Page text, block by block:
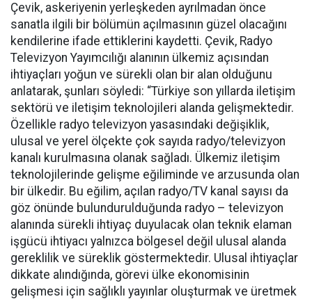
Çevik, askeriyenin yerleşkeden ayrılmadan önce
sanatla ilgili bir bölümün açılmasının güzel olacağını
kendilerine ifade ettiklerini kaydetti. Çevik, Radyo
Televizyon Yayımcılığı alanının ülkemiz açısından
ihtiyaçları yoğun ve sürekli olan bir alan olduğunu
anlatarak, şunları söyledi: “Türkiye son yıllarda iletişim
sektörü ve iletişim teknolojileri alanda gelişmektedir.
Özellikle radyo televizyon yasasındaki değişiklik,
ulusal ve yerel ölçekte çok sayıda radyo/televizyon
kanalı kurulmasına olanak sağladı. Ülkemiz iletişim
teknolojilerinde gelişme eğiliminde ve arzusunda olan
bir ülkedir. Bu eğilim, açılan radyo/TV kanal sayısı da
göz önünde bulundurulduğunda radyo – televizyon
alanında sürekli ihtiyaç duyulacak olan teknik elaman
işgücü ihtiyacı yalnızca bölgesel değil ulusal alanda
gereklilik ve süreklik göstermektedir. Ulusal ihtiyaçlar
dikkate alındığında, görevi ülke ekonomisinin
gelişmesi için sağlıklı yayınlar oluşturmak ve üretmek